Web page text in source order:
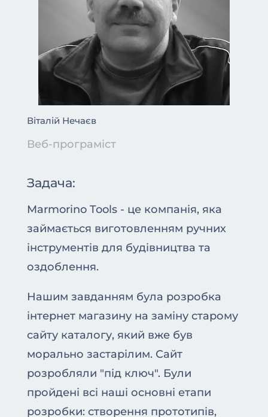
Віталій Нечаєв
Веб-програміст
Задача:
Marmorino Tools - це компанія, яка
займається виготовленням ручних
інструментів для будівництва та
оздоблення.
Нашим завданням була розробка
інтернет магазину на заміну старому
сайту каталогу, який вже був
морально застарілим. Сайт
розробляли "під ключ". Були
пройдені всі наші основні етапи
розробки: створення прототипів,